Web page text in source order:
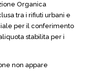
Organica
tra i rifiuti urbani e
per il conferimento
stabilita per i
non appare